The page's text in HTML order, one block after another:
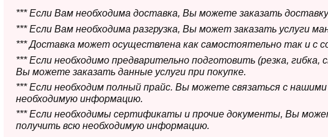
*** Если Вам необходима доставка, Вы можете заказать доставку
*** Если Вам необходима разгрузка, Вы может заказать услуги
*** Доставка может осуществлена как самостоятельно так и с
*** Если необходимо предварительно подготовить (резка, гибка,
Вы можете заказать данные услуги при покупке.
*** Если необходим полный прайс. Вы можете связаться с
необходимую информацию.
*** Если необходимы сертификаты и прочие документы, Вы
получить всю необходимую информацию.